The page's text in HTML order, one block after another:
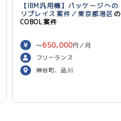
【IBM汎用機】パッケージへの
リプレイス案件／東京都港区 の
COBOL案件
〜650,000円／月
フリーランス
神谷町、品川